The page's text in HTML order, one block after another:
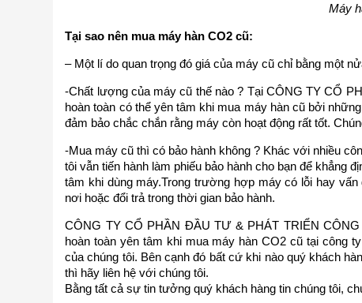
Máy
Tại sao nên mua máy hàn CO2 cũ:
– Một lí do quan trọng đó giá của máy cũ chỉ bằng một
-Chất lượng của máy cũ thế nào ? Tại CÔNG TY CỔ
hoàn toàn có thể yên tâm khi mua máy hàn cũ bởi
đảm bảo chắc chắn rằng máy còn hoạt động rất tốt.
-Mua máy cũ thì có bảo hành không ? Khác với nhiều
tôi vẫn tiến hành làm phiếu bảo hành cho bạn để khẳng
tâm khi dùng máy.Trong trường hợp máy có lỗi hay
nơi hoặc đổi trả trong thời gian bảo hành.
CÔNG TY CỔ PHẦN ĐẦU TƯ & PHÁT TRIỂN
hoàn toàn yên tâm khi mua máy hàn CO2 cũ tại công
của chúng tôi. Bên cạnh đó bất cứ khi nào quý khách
thì hãy liên hệ với chúng tôi.
Bằng tất cả sự tin tưởng quý khách hàng tin chúng tôi,